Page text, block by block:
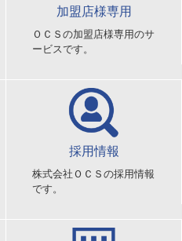
加盟店様専用
ＯＣＳの加盟店様専用のサ
ービスです。
採用情報
株式会社ＯＣＳの採用情報
です。